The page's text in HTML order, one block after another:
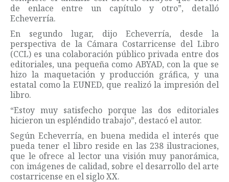
de enlace entre un capítulo y otro”, detalló
Echeverría.
En segundo lugar, dijo Echeverría, desde la
perspectiva de la Cámara Costarricense del Libro
(CCL) es una colaboración público privada entre dos
editoriales, una pequeña como ABYAD, con la que se
hizo la maquetación y producción gráfica, y una
estatal como la EUNED, que realizó la impresión del
libro.
“Estoy muy satisfecho porque las dos editoriales
hicieron un espléndido trabajo”, destacó el autor.
Según Echeverría, en buena medida el interés que
pueda tener el libro reside en las 238 ilustraciones,
que le ofrece al lector una visión muy panorámica,
con imágenes de calidad, sobre el desarrollo del arte
costarricense en el siglo XX.